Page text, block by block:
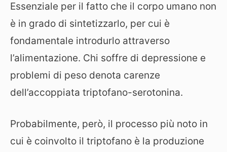
Essenziale per il fatto che il corpo umano non
è in grado di sintetizzarlo, per cui è
fondamentale introdurlo attraverso
l’alimentazione. Chi soffre di depressione e
problemi di peso denota carenze
dell’accoppiata triptofano-serotonina.
Probabilmente, però, il processo più noto in
cui è coinvolto il triptofano è la produzione